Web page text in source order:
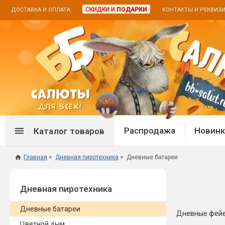
ДОСТАВКА И ОПЛАТА СКИДКИ И ПОДАРКИ КОНТАКТЫ И
Каталог товаров
Распродажа фейерверков
Распродажа петард
Распродажа бенгальских огней
Распродажа
Главная Дневная пиротехника Дневные батареи
Дневная пиротехника
Дневные батареи
Дневные